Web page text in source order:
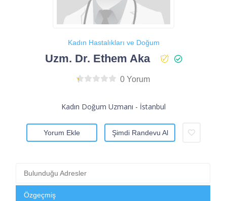
Kadın Hastalıkları ve Doğum
Uzm. Dr. Ethem Aka
0 Yorum
Kadın Doğum Uzmanı - İstanbul
Yorum Ekle Şimdi Randevu Al
Bulunduğu Adresler
Özgeçmiş